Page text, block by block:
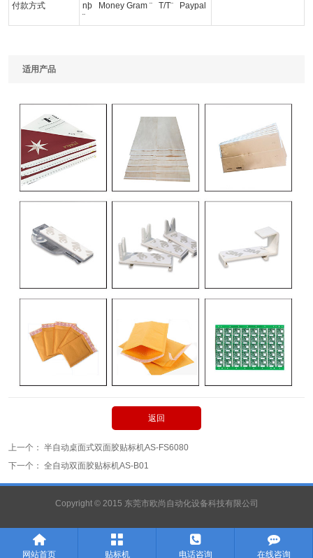
付款方式
nþ Money Gram ¨ T/T¨ Paypal
¨
适用产品
返回
上一个： 半自动桌面式双面胶贴标机AS-FS6080
下一个： 全自动双面胶贴标机AS-B01
Copyright © 2015 东莞市欧尚自动化设备科技有限公司

网站首页

贴标机

电话咨询

在线咨询